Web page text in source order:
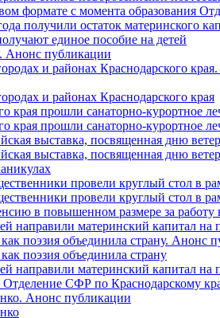
формате с момента образования
получили остаток материнского
единое пособие на детей
Анонс публикации
и районах Краснодарского
и районах Краснодарского края
края прошли санаторно-курортное
края прошли санаторно-курортное
выставка, посвященная дню
выставка, посвященная дню
провели круглый стол в
провели круглый стол в
в повышенном размере за работу
направили материнский капитал
поэзия объединила страну. Анонс
поэзия объединила страну
направили материнский капитал
Отделение СФР по Краснодарскому
Анонс публикации